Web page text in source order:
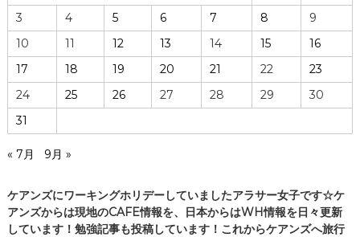
3
4 5 6 7 8
9
10
11 12 13 14 15
16
17
18 19 20 21 22
23
24
25 26 27 28 29
30
31
« 7月 9月 »
ケアンズにワーキングホリデーしていましたアラサー女子です☆ケ
アンズからは現地のCAFE情報を、日本からはWH情報を日々更新
しています！勉強記事も投稿しています！これからケアンズへ旅行